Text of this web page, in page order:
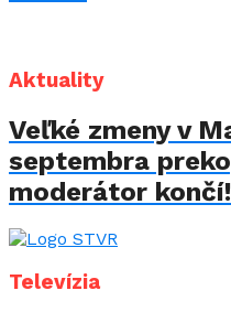
Aktuality
Veľké zmeny v
septembra
moderátor končí!
Televízia